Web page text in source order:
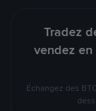
Tradez
vendez
Échangez des